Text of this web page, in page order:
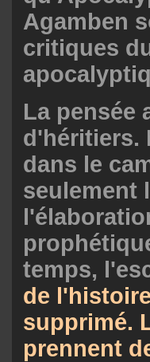
Agamben
critiques
La pensée
d'héritiers.
dans le
seulement
temps,
de
supprimé.
prennent